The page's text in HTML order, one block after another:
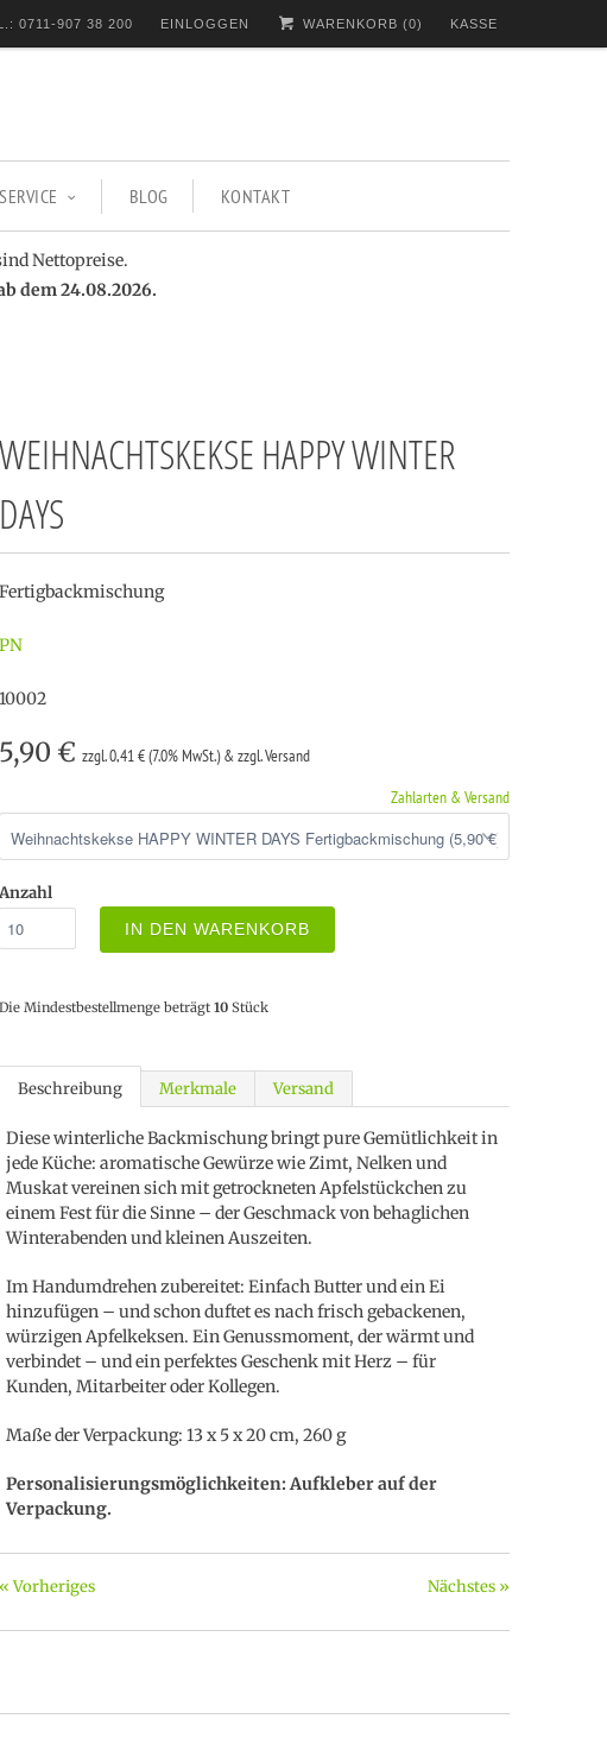
0711-907 38 200 EINLOGGEN WARENKORB (0) KASSE
SERVICE BLOG KONTAKT
Nettopreise.
dem 24.08.2026.
WEIHNACHTSKEKSE HAPPY WINTER
DAYS
Fertigbackmischung
PN
10002
5,90 € zzgl. 0,41 € (7.0% MwSt.) & zzgl. Versand
Zahlarten & Versand
Anzahl
IN DEN WARENKORB
Die Mindestbestellmenge beträgt 10 Stück
Beschreibung Merkmale Versand
Diese winterliche Backmischung bringt pure Gemütlichkeit in
jede Küche: aromatische Gewürze wie Zimt, Nelken und
Muskat vereinen sich mit getrockneten Apfelstückchen zu
einem Fest für die Sinne – der Geschmack von behaglichen
Winterabenden und kleinen Auszeiten.
Im Handumdrehen zubereitet: Einfach Butter und ein Ei
hinzufügen – und schon duftet es nach frisch gebackenen,
würzigen Apfelkeksen. Ein Genussmoment, der wärmt und
verbindet – und ein perfektes Geschenk mit Herz – für
Kunden, Mitarbeiter oder Kollegen.
Maße der Verpackung: 13 x 5 x 20 cm, 260 g
Personalisierungsmöglichkeiten: Aufkleber auf der
Verpackung.
Nächstes »
« Vorheriges